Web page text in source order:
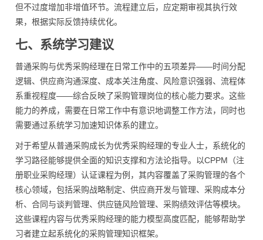
但不过度增加非增值环节。流程建立后，应定期审视其执行效
果，根据实际反馈持续优化。
七、系统学习建议
普通采购与优秀采购经理在日常工作中的五项差异——时间分配
逻辑、供应商沟通深度、成本关注角度、风险意识强弱、流程体
系重视程度——综合反映了采购管理岗位的核心能力要求。这些
能力的养成，需要在日常工作中有意识地调整工作方法，同时也
需要通过系统学习加速知识体系的建立。
对于希望从普通采购成长为优秀采购经理的专业人士，系统化的
学习路径能够提供全面的知识支撑和方法论指导。以CPPM（注
册职业采购经理）认证课程为例，其内容覆盖了采购管理的各个
核心领域，包括采购战略制定、供应商开发与管理、采购成本分
析、合同与谈判管理、供应链风险管理、采购绩效评估等模块。
这些课程内容与优秀采购经理的能力模型高度匹配，能够帮助学
习者建立起系统化的采购管理知识框架。